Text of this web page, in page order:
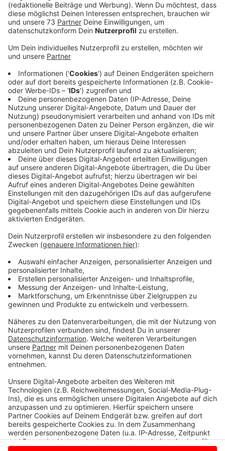
Kreisverband.
Veröffentlicht:Dienstag, 23.01.2024 15:02
Anzeige
Landwirte werben bei
Bundestagsabgeordneten um Unterstützung
Anzeige
Die Bauern fordern keine Kürzungen bei den
Subventionen für Agradiesel und machen deshalb
weiter Druck auf die Politik. Größere Trecker-Demos
sind bei uns im Westmüsterland derzeit aber nicht
geplant, heißt es vom landwirtschaftlichen
Kreisverband. Er kündigte stattdessen weitere
Gespräche mit Politikern, Mahnfeuer und kleinere
symbolische Aktionen an. So soll es am Donnerstag in
Gronau ein Gesprüch mit den hiesigen CDU-
Bundestagsabgeordneten sowie den NRW-
Generalsekretär der CDU Paul Ziemiak geben. In Berlin
hatte sich der Vorsitzende des landwirtschaftlichen
Kreisverbands Markus Weiß bereits mit den
heimischen Bundestagsabgeordneten von SPD und
FDP ausgetauscht.
Anzeige
Anzeige